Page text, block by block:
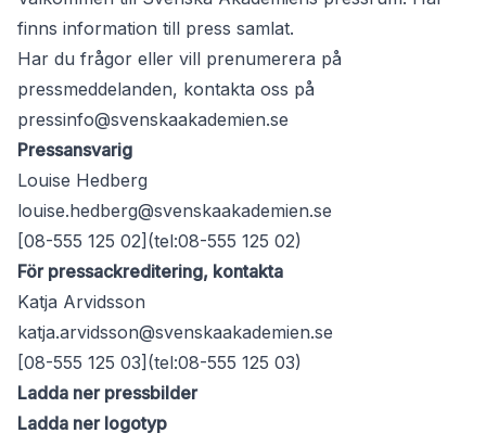
finns information till press samlat.
Har du frågor eller vill prenumerera på
pressmeddelanden, kontakta oss på
pressinfo@svenskaakademien.se
Pressansvarig
Louise Hedberg
louise.hedberg@svenskaakademien.se
[08-555 125 02](tel:08-555 125 02)
För pressackreditering, kontakta
Katja Arvidsson
katja.arvidsson@svenskaakademien.se
[08-555 125 03](tel:08-555 125 03)
Ladda ner pressbilder
Ladda ner logotyp